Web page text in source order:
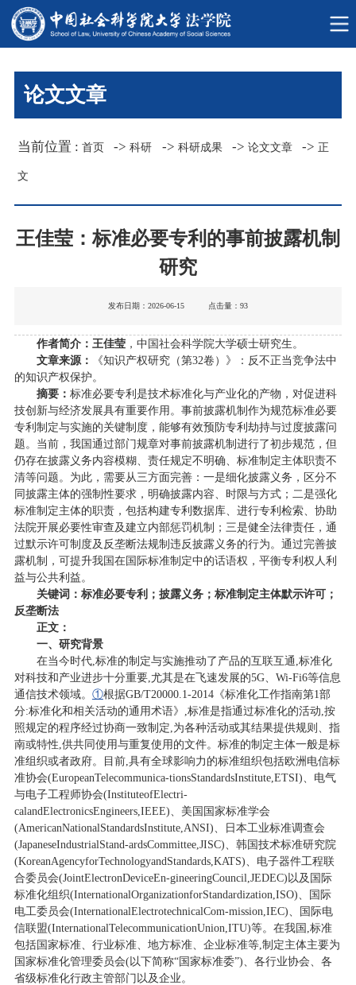
论文文章
当前位置 :首页 ->科研 -> 科研成果 ->论文文章 ->正
文
王佳莹：标准必要专利的事前披露机制
研究
发布日期：2026-06-15 点击量： 93
作者简介： 王佳莹，中国社会科学院大学硕士研究生。
文章来源：
《知识产权研究（第32卷）》：反不正当竞争法中
的知识产权保护。
摘要： 标准必要专利是技术标准化与产业化的产物，对促进科
技创新与经济发展具有重要作用。事前披露机制作为规范标准必要
专利制定与实施的关键制度，能够有效预防专利劫持与过度披露问
题。当前，我国通过部门规章对事前披露机制进行了初步规范，但
仍存在披露义务内容模糊、责任规定不明确、标准制定主体职责不
清等问题。为此，需要从三方面完善：一是细化披露义务，区分不
同披露主体的强制性要求，明确披露内容、时限与方式；二是强化
标准制定主体的职责，包括构建专利数据库、进行专利检索、协助
法院开展必要性审查及建立内部惩罚机制；三是健全法律责任，通
过默示许可制度及反垄断法规制违反披露义务的行为。通过完善披
露机制，可提升我国在国际标准制定中的话语权，平衡专利权人利
益与公共利益。
关键词 ： 标准必要专利；披露义务；标准制定主体默示许可；
反垄断法
正文：
一、研究背景
在当今时代,标准的制定与实施推动了产品的互联互通,标准化
对科技和产业进步十分重要,尤其是在飞速发展的5G、Wi-Fi6等信息
通信技术领域。 ①根据GB/T20000.1-2014《标准化工作指南第1部
分:标准化和相关活动的通用术语》,标准是指通过标准化的活动,按
照规定的程序经过协商一致制定,为各种活动或其结果提供规则、指
南或特性,供共同使用与重复使用的文件。标准的制定主体一般是标
准组织或者政府。目前,具有全球影响力的标准组织包括欧洲电信标
准协会(EuropeanTelecommunica-tionsStandardsInstitute,ETSI)、电气
与电子工程师协会(InstituteofElectri-
calandElectronicsEngineers,IEEE)、美国国家标准学会
(AmericanNationalStandardsInstitute,ANSI)、日本工业标准调查会
(JapaneseIndustrialStand-ardsCommittee,JISC)、韩国技术标准研究院
(KoreanAgencyforTechnologyandStandards,KATS)、电子器件工程联
合委员会(JointElectronDeviceEn-gineeringCouncil,JEDEC)以及国际
标准化组织(InternationalOrganizationforStandardization,ISO)、国际
电工委员会(InternationalElectrotechnicalCom-mission,IEC)、国际电
信联盟(InternationalTelecommunicationUnion,ITU)等。在我国,标准
包括国家标准、行业标准、地方标准、企业标准等,制定主体主要为
国家标准化管理委员会(以下简称“国家标准委”)、各行业协会、各
省级标准化行政主管部门以及企业。